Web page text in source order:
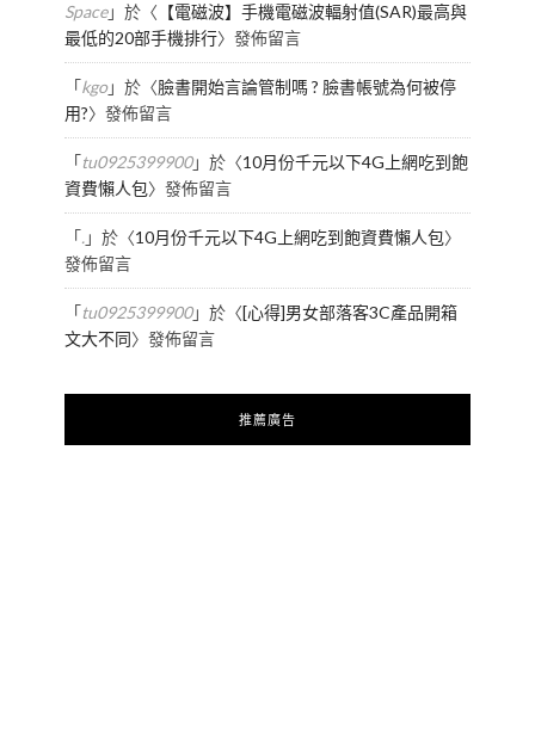
Space」於〈 【電磁波】手機電磁波輻射值(SAR)最高與
最低的20部手機排行〉發佈留言
「kgo」於〈臉書開始言論管制嗎 ? 臉書帳號為何被停
用?〉發佈留言
「tu0925399900」於〈10月份千元以下4G上網吃到飽
資費懶人包〉發佈留言
「.」於〈10月份千元以下4G上網吃到飽資費懶人包〉
發佈留言
「tu0925399900」於〈[心得]男女部落客3C產品開箱
文大不同〉發佈留言
推薦廣告